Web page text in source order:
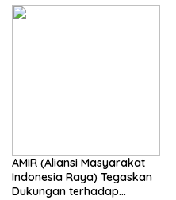
AMIR (Aliansi Masyarakat
Indonesia Raya) Tegaskan
Dukungan terhadap